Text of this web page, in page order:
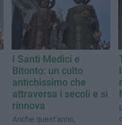
I Santi Medici e
Bitonto: un culto
antichissimo che
attraversa i secoli e si
rinnova
Anche quest'anno,